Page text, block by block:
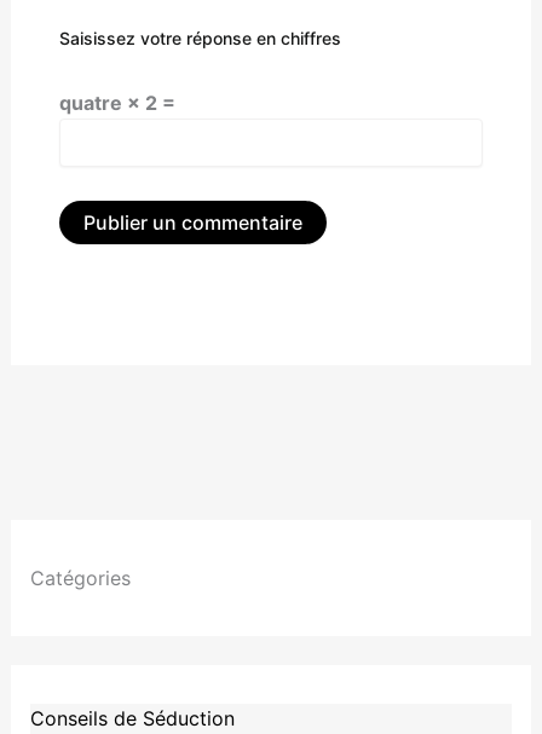
Saisissez votre réponse en chiffres
quatre × 2 =
Catégories
Conseils de Séduction